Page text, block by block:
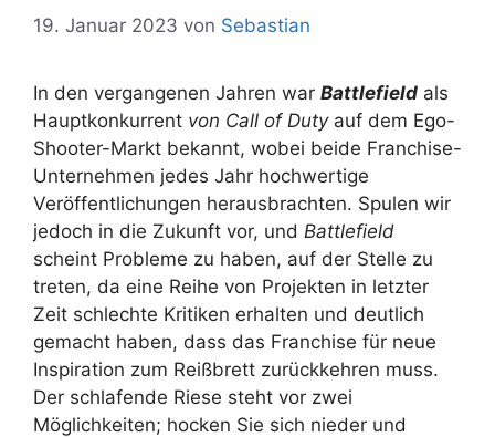
19. Januar 2023 von Sebastian
In den vergangenen Jahren war Battlefield als
Hauptkonkurrent von Call of Dutyauf dem Ego-
Shooter-Markt bekannt, wobei beide Franchise-
Unternehmen jedes Jahr hochwertige
Veröffentlichungen herausbrachten. Spulen wir
jedoch in die Zukunft vor, und Battlefield
scheint Probleme zu haben, auf der Stelle zu
treten, da eine Reihe von Projekten in letzter
Zeit schlechte Kritiken erhalten und deutlich
gemacht haben, dass das Franchise für neue
Inspiration zum Reißbrett zurückkehren muss.
Der schlafende Riese steht vor zwei
Möglichkeiten; hocken Sie sich nieder und